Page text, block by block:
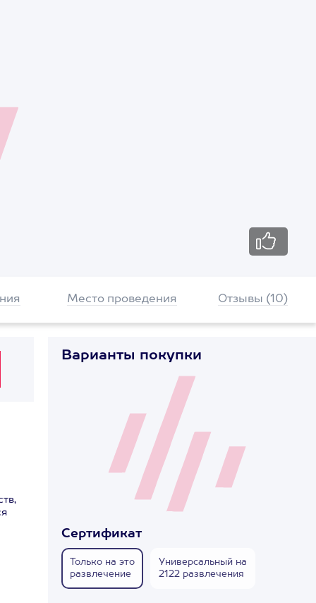
Место проведения Отзывы (10)
Варианты покупки
Сертификат
Только на это
развлечение
Универсальный на
2122 развлечения